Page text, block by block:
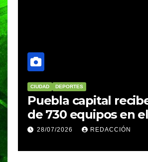
CIUDAD DEPORTES
Puebla capital
de 730 equipos en el
Festival Máster de
28/07/2026 REDACCIÓN